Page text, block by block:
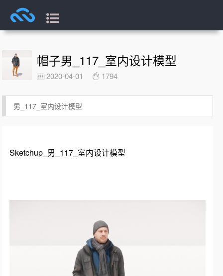
帽子男_117_室内设计模型
2020-04-01 1794
男_117_室内设计模型
Sketchup_男_117_室内设计模型